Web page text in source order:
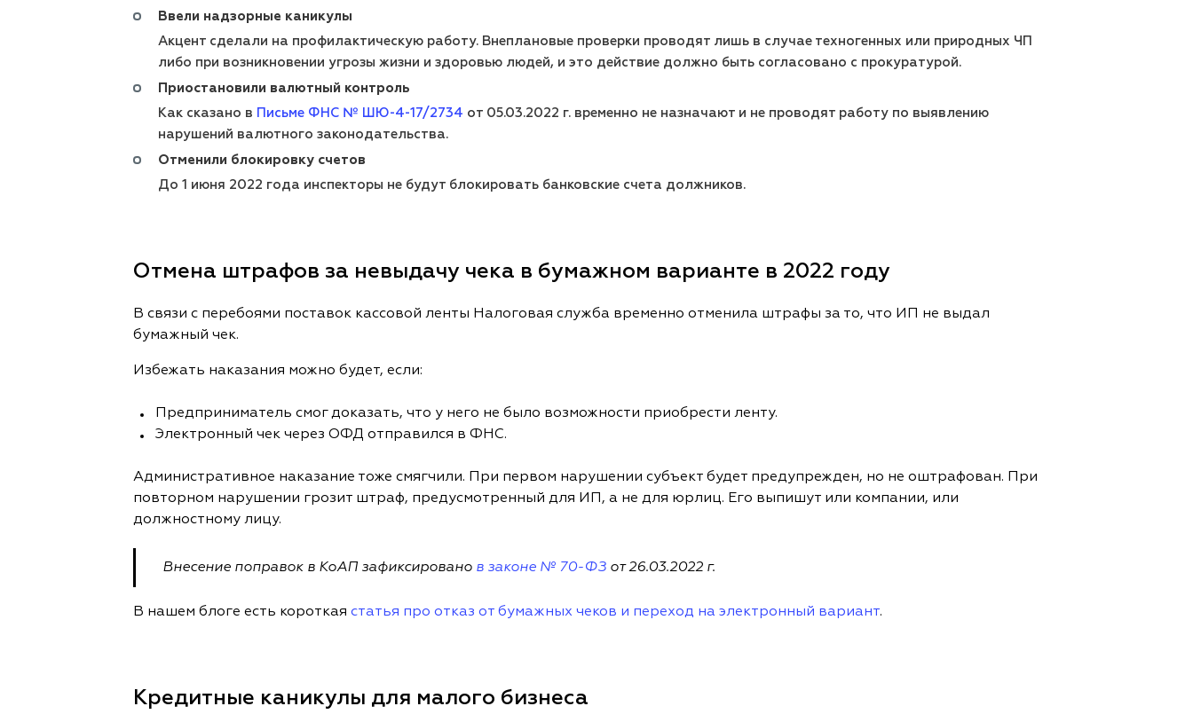
Ввели надзорные каникулы
Акцент сделали на профилактическую работу. Внеплановые проверки проводят лишь в случае техногенных или природных ЧП
либо при возникновении угрозы жизни и здоровью людей, и это действие должно быть согласовано с прокуратурой.
Приостановили валютный контроль
Как сказано в Письме ФНС № ШЮ-4-17/2734 от 05.03.2022 г. временно не назначают и не проводят работу по выявлению
нарушений валютного законодательства.
Отменили блокировку счетов
До 1 июня 2022 года инспекторы не будут блокировать банковские счета должников.
Отмена штрафов за невыдачу чека в бумажном варианте в 2022 году
В связи с перебоями поставок кассовой ленты Налоговая служба временно отменила штрафы за то, что ИП не выдал
бумажный чек.
Избежать наказания можно будет, если:
Предприниматель смог доказать, что у него не было возможности приобрести ленту.
Электронный чек через ОФД отправился в ФНС.
Административное наказание тоже смягчили. При первом нарушении субъект будет предупрежден, но не оштрафован. При
повторном нарушении грозит штраф, предусмотренный для ИП, а не для юрлиц. Его выпишут или компании, или
должностному лицу.
Внесение поправок в КоАП зафиксировано в законе № 70-ФЗот 26.03.2022 г.
В нашем блоге есть короткая статья про отказ от бумажных чеков и переход на электронный вариант.
Кредитные каникулы для малого бизнеса